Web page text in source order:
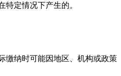
特定情况下产生的。
缴纳时可能因地区、机构或政策